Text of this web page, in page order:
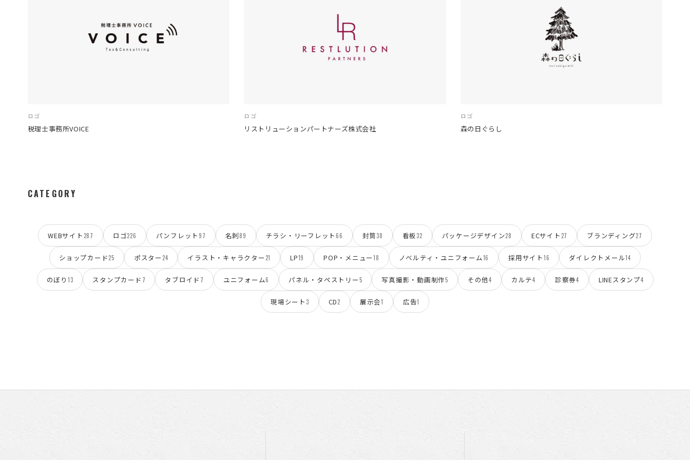
ロゴ
税理士事務所VOICE
ロゴ
リストリューションパートナーズ株式会社
ロゴ
森の日ぐらし
CATEGORY
WEBサイト 287 ロゴ226 パンフレット 97 名刺89 チラシ・リーフレット66 封筒38 看板32 パッケージデザイン28 ECサイト 27 ブランディング27
ショップカード25 ポスター 24 イラスト・キャラクター 21 LP19 POP・メニュー18 ノベルティ・ユニフォーム16 採用サイト16 ダイレクトメール14
のぼり 13 スタンプカード 7 タブロイド 7 ユニフォーム6 パネル・タペストリー5 写真撮影・動画制作5 その他4 カルテ4 診察券4 LINEスタンプ4
現場シート 3 CD2 展示会1 広告1